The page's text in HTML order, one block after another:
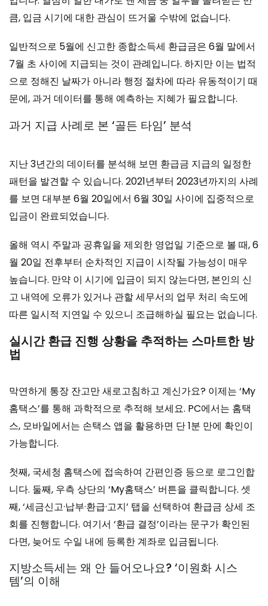
큼, 입금 시기에 대한 관심이 뜨거울 수밖에 없습니다.
일반적으로 5월에 신고한 종합소득세 환급금은 6월 말에서
7월 초 사이에 지급되는 것이 관례입니다. 하지만 이는 법적
으로 정해진 날짜가 아니라 행정 절차에 따라 유동적이기 때
문에, 과거 데이터를 통해 예측하는 지혜가 필요합니다.
과거 지급 사례로 본 ‘골든 타임’ 분석
지난 3년간의 데이터를 분석해 보면 환급금 지급의 일정한
패턴을 발견할 수 있습니다. 2021년부터 2023년까지의 사례
를 보면 대부분 6월 20일에서 6월 30일 사이에 집중적으로
입금이 완료되었습니다.
올해 역시 주말과 공휴일을 제외한 영업일 기준으로 볼 때, 6
월 20일 전후부터 순차적인 지급이 시작될 가능성이 매우
높습니다. 만약 이 시기에 입금이 되지 않는다면, 본인의 신
고 내역에 오류가 있거나 관할 세무서의 업무 처리 속도에
따른 일시적 지연일 수 있으니 조급해하실 필요는 없습니다.
실시간 환급 진행 상황을 추적하는 스마트한 방
법
막연하게 통장 잔고만 새로고침하고 계신가요? 이제는 ‘My
홈택스’를 통해 과학적으로 추적해 보세요. PC에서는 홈택
스, 모바일에서는 손택스 앱을 활용하면 단 1분 만에 확인이
가능합니다.
첫째, 국세청 홈택스에 접속하여 간편인증 등으로 로그인합
니다. 둘째, 우측 상단의 ‘My홈택스’ 버튼을 클릭합니다. 셋
째, ‘세금신고·납부·환급·고지’ 탭을 선택하여 환급금 상세 조
회를 진행합니다. 여기서 ‘환급 결정’이라는 문구가 확인된
다면, 늦어도 수일 내에 등록한 계좌로 입금됩니다.
지방소득세는 왜 안 들어오나요? ‘이원화 시스
템’의 이해